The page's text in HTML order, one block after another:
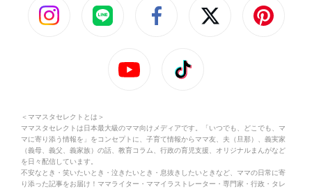
＜ママスタセレクトとは＞
ママスタセレクトは日本最大級のママ向けメディアです。「いつでも、どこでも、マ
マに寄り添う情報を」をコンセプトに、子育て情報からママ友、夫（旦那）、義実家
（義母、義父、義家族）の話、教育コラム、行政の育児支援、オリジナルまんがなど
を日々配信しています。
不安なとき・笑いたいとき・泣きたいとき・息抜きしたいときなど、ママの日常に寄
り添った記事をお届け！ママライター・ママイラストレーター・専門家・行政・タレ